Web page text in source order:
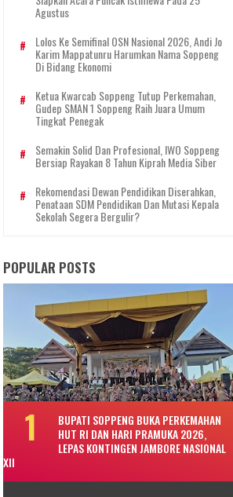
Agustus
Lolos Ke Semifinal OSN Nasional 2026, Andi Jo
Karim Mappatunru Harumkan Nama Soppeng
Di Bidang Ekonomi
Ketua Kwarcab Soppeng Tutup Perkemahan,
Gudep SMAN 1 Soppeng Raih Juara Umum
Tingkat Penegak
Semakin Solid Dan Profesional, IWO Soppeng
Bersiap Rayakan 8 Tahun Kiprah Media Siber
Rekomendasi Dewan Pendidikan Diserahkan,
Penataan SDM Pendidikan Dan Mutasi Kepala
Sekolah Segera Bergulir?
POPULAR POSTS
BUPATI SOPPENG BUKA PERKEMAHAN
HUT RI DAN HARI PRAMUKA 2026,
LEPAS KONTINGEN JAMBORE NASIONAL
XII